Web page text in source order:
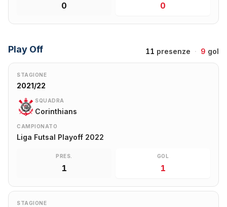
0 0
Play Off 11 presenze · 9 gol
STAGIONE
2021/22
SQUADRA
Corinthians
CAMPIONATO
Liga Futsal Playoff 2022
PRES.
1
GOL
1
STAGIONE